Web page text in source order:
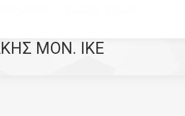
- ΚΛΙΜΑΤΙΣΜΟΥ
MON. IKE